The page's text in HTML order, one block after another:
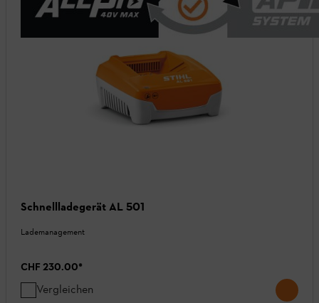
Schnellladegerät AL 501
Lademanagement
CHF 230.00*
Vergleichen